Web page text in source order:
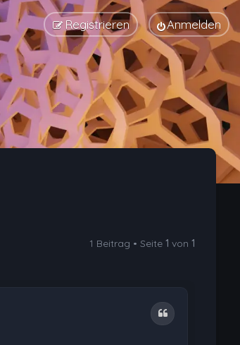
Anmelden
Registrieren
1 Beitrag • Seite1 von1
Zitat